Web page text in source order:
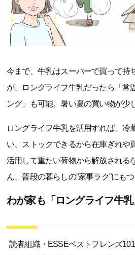
今まで、牛乳はスーパーで買って持
が、ロングライフ牛乳だったら「常
ング」も可能。暑い夏の買い物が少
ロングライフ牛乳を活用すれば、冷
い、ストックできるから在庫ぎれや
活用して重たい荷物から解放される
ん、普段の暮らしの“家事ラク”にもつ
わが家も「ロングライフ牛乳
読者組織・ESSEベストフレンズ